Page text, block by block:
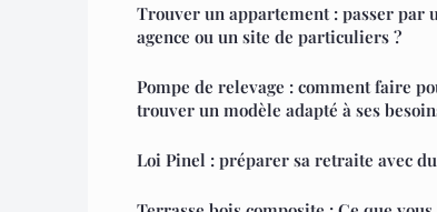
Trouver un appartement : passer par
agence ou un site de particuliers ?
Pompe de relevage : comment faire
trouver un modèle adapté à ses
Loi Pinel : préparer sa retraite avec